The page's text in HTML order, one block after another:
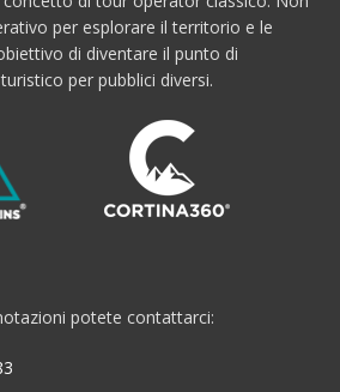
per esplorare il territorio e le
di diventare il punto di
per pubblici diversi.
potete contattarci: